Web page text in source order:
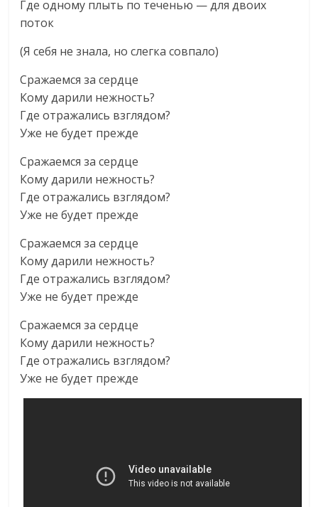
Где одному плыть по теченью — для двоих
поток
(Я себя не знала, но слегка совпало)
Сражаемся за сердце
Кому дарили нежность?
Где отражались взглядом?
Уже не будет прежде
Сражаемся за сердце
Кому дарили нежность?
Где отражались взглядом?
Уже не будет прежде
Сражаемся за сердце
Кому дарили нежность?
Где отражались взглядом?
Уже не будет прежде
Сражаемся за сердце
Кому дарили нежность?
Где отражались взглядом?
Уже не будет прежде